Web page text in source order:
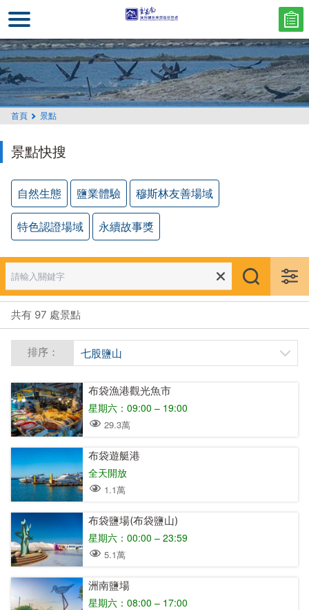
到
主
要
內
容
區
塊
首頁 景點
景點快搜
自然生態 鹽業體驗 穆斯林友善場域
特色認證場域 永續故事獎
共有 97 處景點
排序： 七股鹽山
布袋漁港觀光魚市
星期六：09:00 – 19:00
29.3萬
布袋遊艇港
全天開放
1.1萬
布袋鹽場(布袋鹽山)
星期六：00:00 – 23:59
5.1萬
洲南鹽場
星期六：08:00 – 17:00